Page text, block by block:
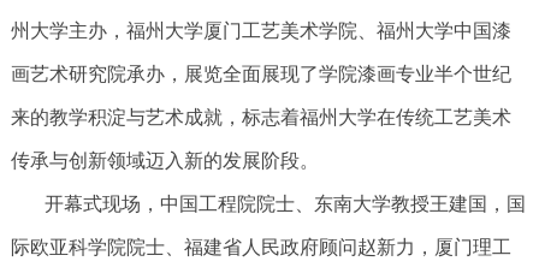
州大学主办，福州大学厦门工艺美术学院、福州大学中国漆
画艺术研究院承办，展览全面展现了学院漆画专业半个世纪
来的教学积淀与艺术成就，标志着福州大学在传统工艺美术
传承与创新领域迈入新的发展阶段。
开幕式现场，中国工程院院士、东南大学教授王建国，国
际欧亚科学院院士、福建省人民政府顾问赵新力，厦门理工